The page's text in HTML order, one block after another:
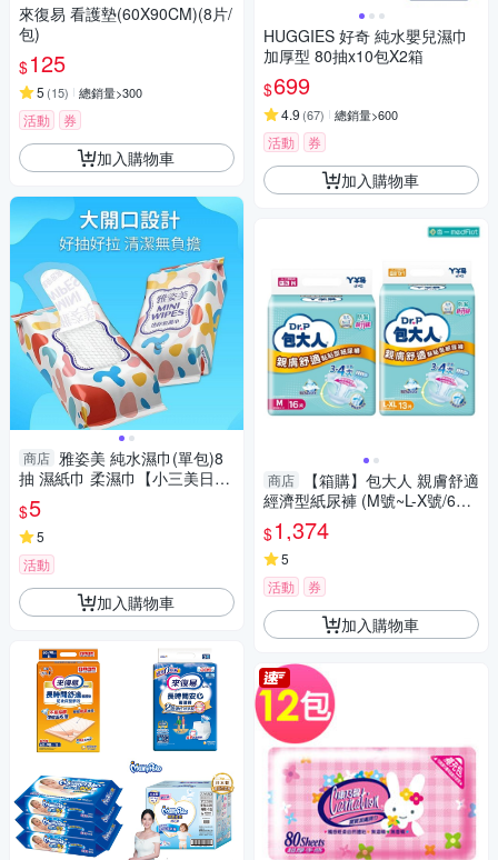
來復易 看護墊(60X90CM)(8片/
包)
$125
5 (15) 總銷量>300
活動 券
加入購物車
商店 雅姿美 純水濕巾(單包)8
抽 濕紙巾 柔濕巾【小三美日】
DS020925
$5
5
活動
加入購物車
HUGGIES 好奇 純水嬰兒濕巾
加厚型 80抽x10包X2箱
$699
4.9 (67) 總銷量>600
活動 券
加入購物車
商店
【箱購】包大人 親膚舒適
經濟型紙尿褲 (M號~L-X號/6包/
箱)｜新舊包裝隨機出貨【杏
一】
$1,374
5
活動
券
加入購物車